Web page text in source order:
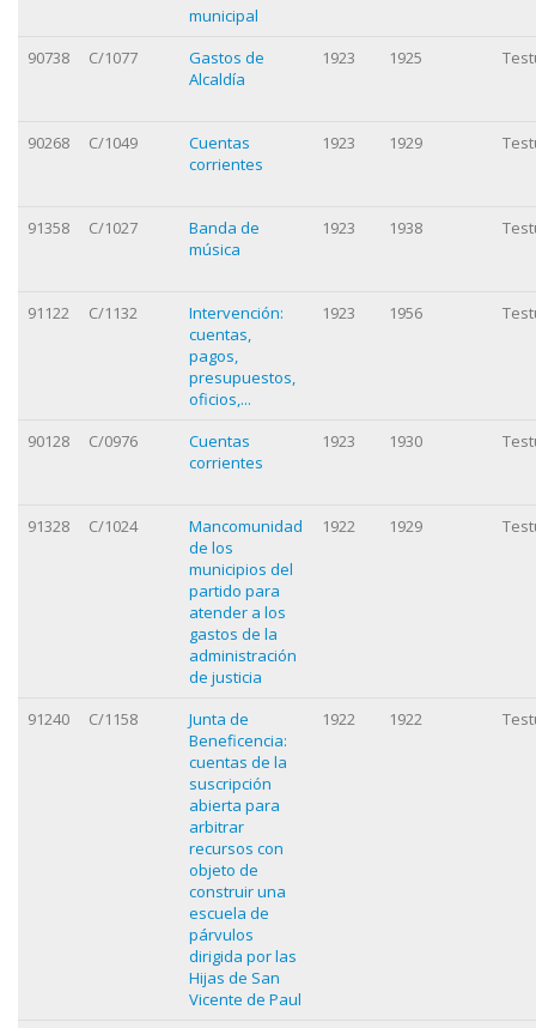
municipal
90738
C/1077
Gastos de
Alcaldía
1923 1925
90268 C/1049
Cuentas
corrientes
1923 1929
91358 C/1027
Banda de
música
1923 1938
91122 C/1132
Intervención:
cuentas,
pagos,
presupuestos,
oficios,...
1923 1956
90128 C/0976
Cuentas
corrientes
1923 1930
91328 C/1024
Mancomunidad
de los
municipios del
partido para
atender a los
gastos de la
administración
de justicia
1922 1929
91240 C/1158
Junta de
Beneficencia:
cuentas de la
suscripción
abierta para
arbitrar
recursos con
objeto de
construir una
escuela de
párvulos
dirigida por las
Hijas de San
Vicente de Paul
1922 1922